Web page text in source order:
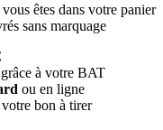
êtes dans votre panier
sans marquage
grâce à votre BAT
ou en ligne
bon à tirer